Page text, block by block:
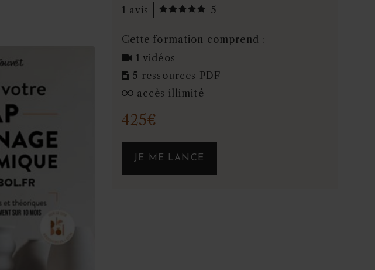
1 avis 5
Cette formation comprend :
1 vidéos
5 ressources PDF
accès illimité
425€
JE ME LANCE